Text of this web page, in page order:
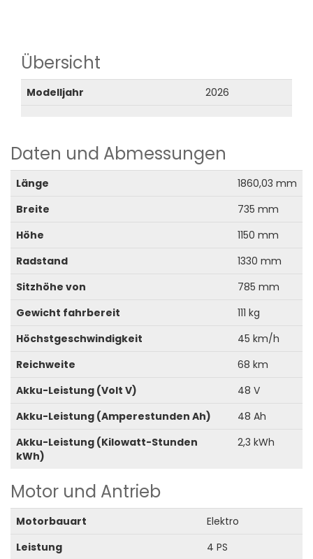
Übersicht
Modelljahr 2026
Daten und Abmessungen
Länge
1860,03 mm
Breite
735 mm
Höhe
1150 mm
Radstand
1330 mm
Sitzhöhe von
785 mm
Gewicht fahrbereit
111 kg
Höchstgeschwindigkeit
45 km/h
Reichweite
68 km
Akku-Leistung (Volt V)
48 V
Akku-Leistung (Amperestunden Ah)
48 Ah
Akku-Leistung (Kilowatt-Stunden
kWh)
2,3 kWh
Motor und Antrieb
Motorbauart
Elektro
Leistung
4 PS